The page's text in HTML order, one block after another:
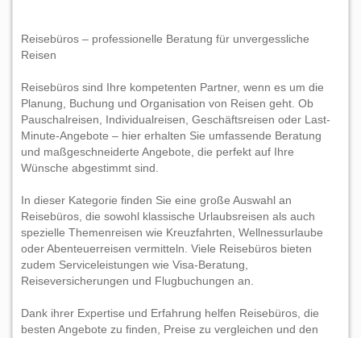
Reisebüros – professionelle Beratung für unvergessliche
Reisen
Reisebüros sind Ihre kompetenten Partner, wenn es um die
Planung, Buchung und Organisation von Reisen geht. Ob
Pauschalreisen, Individualreisen, Geschäftsreisen oder Last-
Minute-Angebote – hier erhalten Sie umfassende Beratung
und maßgeschneiderte Angebote, die perfekt auf Ihre
Wünsche abgestimmt sind.
In dieser Kategorie finden Sie eine große Auswahl an
Reisebüros, die sowohl klassische Urlaubsreisen als auch
spezielle Themenreisen wie Kreuzfahrten, Wellnessurlaube
oder Abenteuerreisen vermitteln. Viele Reisebüros bieten
zudem Serviceleistungen wie Visa-Beratung,
Reiseversicherungen und Flugbuchungen an.
Dank ihrer Expertise und Erfahrung helfen Reisebüros, die
besten Angebote zu finden, Preise zu vergleichen und den